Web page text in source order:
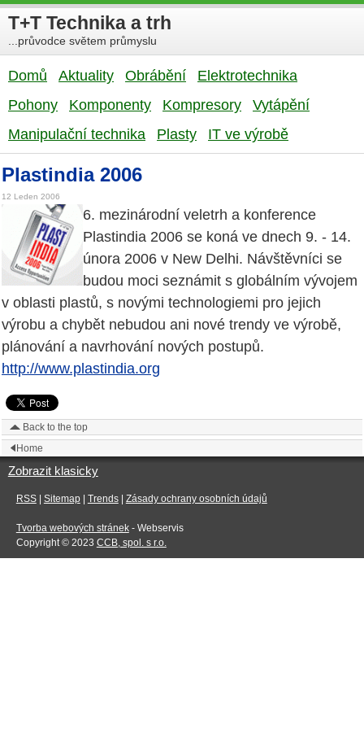
T+T Technika a trh
...průvodce světem průmyslu
Domů Aktuality Obrábění
Elektrotechnika
Pohony
Komponenty Kompresory
Vytápění
Manipulační technika
Plasty IT ve výrobě
Plastindia 2006
12 Leden 2006
6. mezinárodní veletrh a konference
Plastindia 2006 se koná ve dnech 9. - 14.
února 2006 v New Delhi. Návštěvníci se
budou moci seznámit s globálním vývojem
v oblasti plastů, s novými technologiemi pro jejich
výrobu a chybět nebudou ani nové trendy ve výrobě,
plánování a navrhování nových postupů.
http://www.plastindia.org
Back to the top
Home
Zobrazit klasicky
RSS| Sitemap| Trends| Zásady ochrany osobních údajů
Tvorba webových stránek- Webservis
Copyright © 2023 CCB, spol. s r.o.